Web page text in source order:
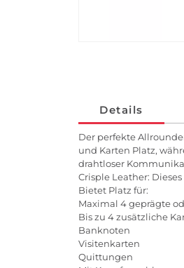
Details
Der perfekte
und Karten Platz,
drahtloser
Crisple Leather:
Bietet Platz für:
Maximal 4 geprägte
Bis zu 4 zusätzliche
Banknoten
Visitenkarten
Quittungen